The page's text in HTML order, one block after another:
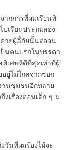
ากการที่ผมเรียนพิ
เรียนประถมสอง
ายผู้ลี้ภัยนั้นต่อจน
นคนแรกในบรรดา
พิเศษที่ดีที่สุดเท่าที่ผู้
อยู่ไม่ไกลจากซอก
านชุมชนอีกหลาย
งเรื่องตอนเด็ก ๆ ม
วันที่ผมร้องไห้จะ